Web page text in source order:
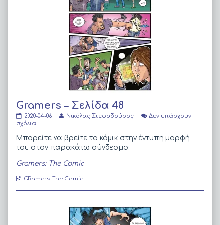
Gramers – Σελίδα 48
Gramers
–
48
published
2020-04-06
Read
by
the
of
Gramers
Σελίδα
48,
Νικόλας Στεφαδούρος
Δεν υπάρχουν
σχόλια
–
Σελίδα
Μπορείτε να βρείτε το κόμικ στην έντυπη μορφή
του στον παρακάτω σύνδεσμο:
Gramers: The Comic
Webcomic
GRamers: The Comic